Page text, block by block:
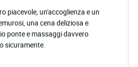
piacevole, un'accoglienza e un
una cena deliziosa e
ponte e massaggi davvero
sicuramente.